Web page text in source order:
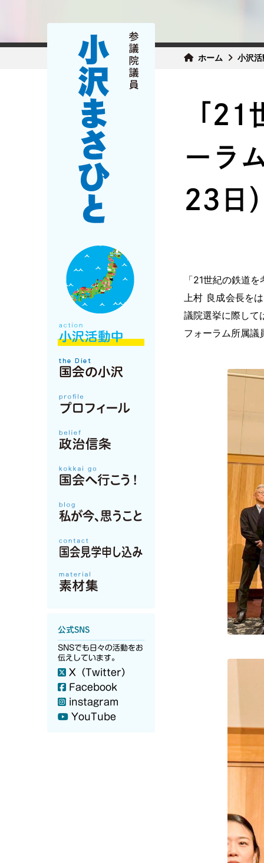
ホーム 小沢
公式SNS
SNSでも日々の活動をお
伝えしています。
X（Twitter）
Facebook
instagram
YouTube
「21
ーラ
23日
「21世紀の鉄道
上村 良成会長を
議院選挙に際して
フォーラム所属議